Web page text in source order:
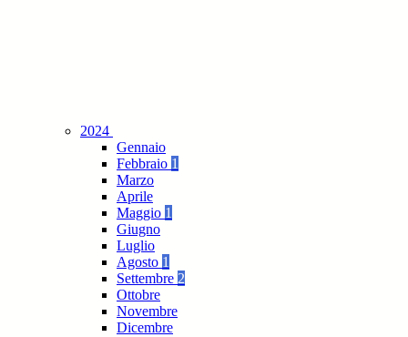
2024
Gennaio
Febbraio 1
Marzo
Aprile
Maggio 1
Giugno
Luglio
Agosto 1
Settembre 2
Ottobre
Novembre
Dicembre